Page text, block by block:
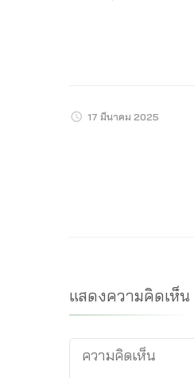
17 มีนาคม 2025
แสดงความคิดเห็น